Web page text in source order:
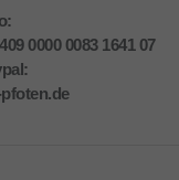
0000 0083 1641 07